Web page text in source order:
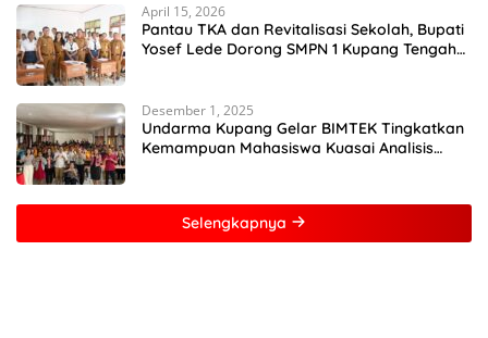
April 15, 2026
Pantau TKA dan Revitalisasi Sekolah, Bupati
Yosef Lede Dorong SMPN 1 Kupang Tengah
Desember 1, 2025
Undarma Kupang Gelar BIMTEK Tingkatkan
Kemampuan Mahasiswa Kuasai Analisis
Selengkapnya